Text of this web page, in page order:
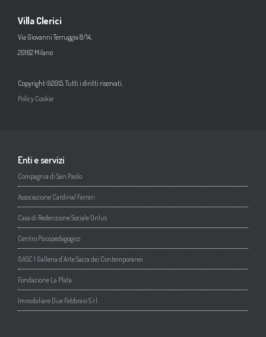
Villa Clerici
Via Giovanni Terruggia 8/14,
20162 Milano
Copyright ©2015. Tutti i diritti riservati.
Policy Cookie
Enti e servizi
Compagnia di San Paolo
Associazione Cardinal Ferrari
Casa di Redenzione Sociale Onlus
Centro Psicopedagogico
GASC | Galleria d’Arte Sacra dei Contemporanei
Fondazione La Plata
Immobiliare Due Febbraio S.r.l.